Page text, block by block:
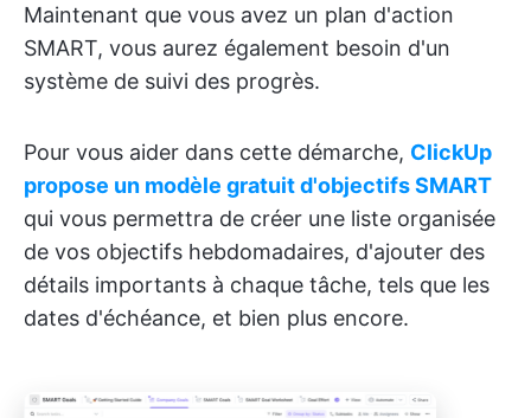
Maintenant que vous avez un plan d'action
SMART, vous aurez également besoin d'un
système de suivi des progrès.
Pour vous aider dans cette démarche, ClickUp
propose un modèle gratuit d'objectifs SMART
qui vous permettra de créer une liste organisée
de vos objectifs hebdomadaires, d'ajouter des
détails importants à chaque tâche, tels que les
dates d'échéance, et bien plus encore.